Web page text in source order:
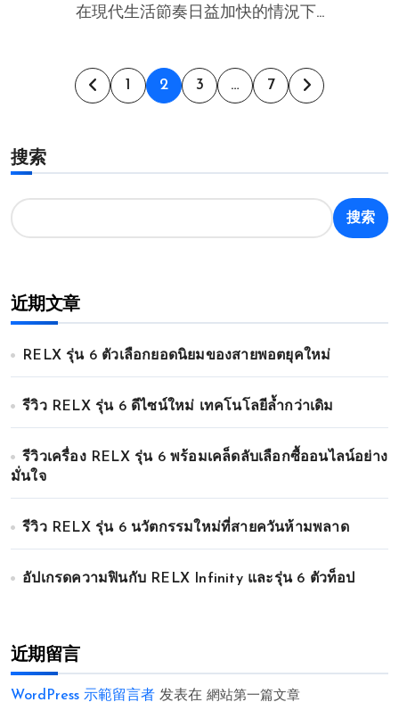
在現代生活節奏日益加快的情況下...
文
分
页
1 2 3 … 7
搜索
搜索
近期文章
RELX รุ่น 6 ตัวเลือกยอดนิยมของสายพอตยุคใหม่
รีวิว RELX รุ่น 6 ดีไซน์ใหม่ เทคโนโลยีล้ำกว่าเดิม
รีวิวเครื่อง RELX รุ่น 6 พร้อมเคล็ดลับเลือกซื้ออนไลน์อย่าง
มั่นใจ
รีวิว RELX รุ่น 6 นวัตกรรมใหม่ที่สายควันห้ามพลาด
อัปเกรดความฟินกับ RELX Infinity และรุ่น 6 ตัวท็อป
近期留言
WordPress 示範留言者 发表在 網站第一篇文章